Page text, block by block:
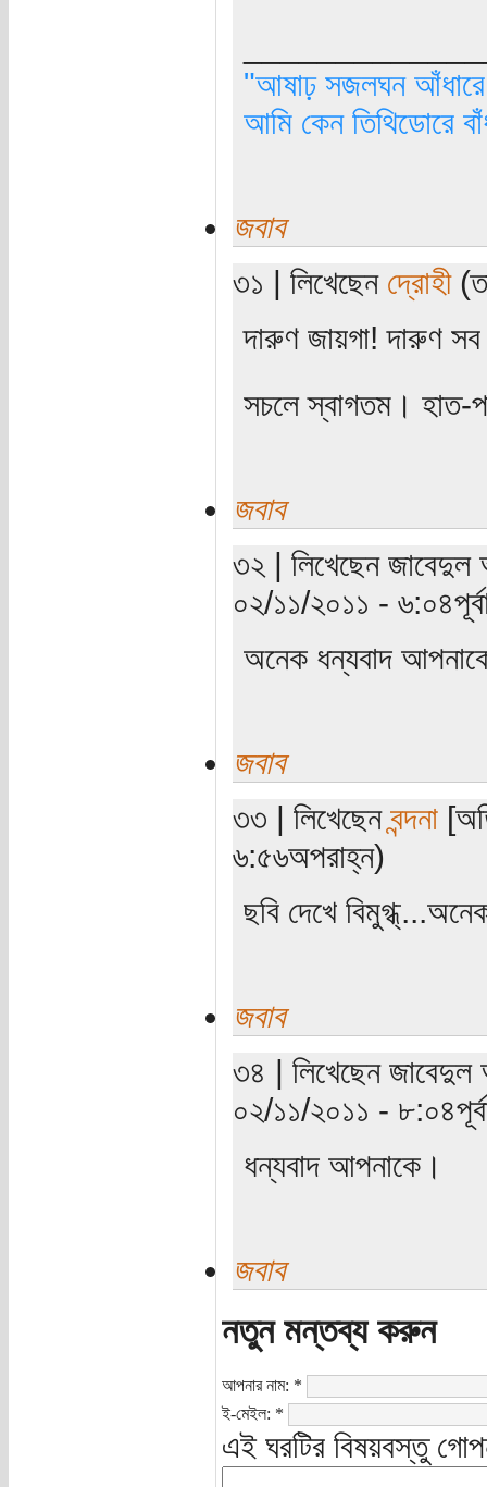
"আষাঢ় সজলঘন আঁধারে,
আমি কেন তিথিডোরে
জবাব
৩১ | লিখেছেন দ্রোহী
দারুণ জায়গা! দারুণ সব
সচলে স্বাগতম। হাত-
জবাব
৩২ | লিখেছেন জাবেদুল
০২/১১/২০১১ -
অনেক ধন্যবাদ
জবাব
৩৩ | লিখেছেনবন্দনা
৬:৫৬অপরাহ্ন)
ছবি দেখে
জবাব
৩৪ | লিখেছেন জাবেদুল
০২/১১/২০১১ -
ধন্যবাদ আপনাকে।
জবাব
নতুন মন্তব্য করুন
আপনার নাম: *
ই-মেইল: *
এই ঘরটির বিষয়বস্তু